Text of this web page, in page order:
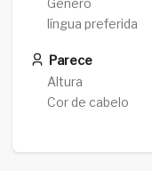
Gênero
língua preferida
Parece
Altura
Cor de cabelo